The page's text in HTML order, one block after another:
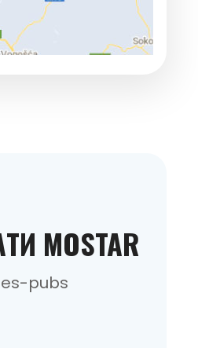
MOSTAR
pubs